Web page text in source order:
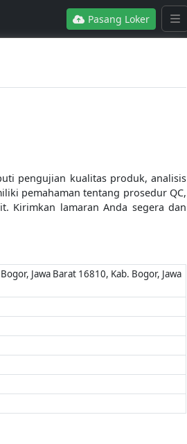
Pasang Loker
pengujian kualitas produk, analisis
pemahaman tentang prosedur QC,
Kirimkan lamaran Anda segera dan
Jawa Barat 16810, Kab. Bogor, Jawa